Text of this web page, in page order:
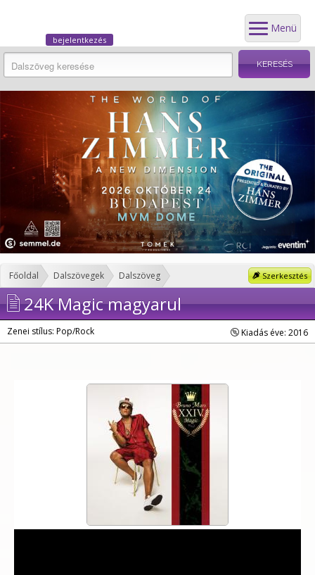
Menü
bejelentkezés
Szerkesztés
Főoldal Dalszövegek Dalszöveg
24K Magic magyarul
Zenei stílus: Pop/Rock Kiadás éve: 2016